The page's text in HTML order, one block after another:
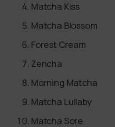
Matcha Kiss
Matcha Blossom
Forest Cream
Zencha
Morning Matcha
Matcha Lullaby
Matcha Sore